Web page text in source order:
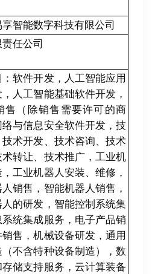
智能数字科技有限公司
任公司
软件开发，人工智能应用
人工智能基础软件开发，
售（除销售需要许可的商
与信息安全软件开发，技
术开发、技术咨询、技术
转让、技术推广，工业机
工业机器人安装、维修，
销售，智能机器人销售，
人的研发，智能控制系统集
系统集成服务，电子产品销
售，机械设备研发，通用
不含特种设备制造），数
储支持服务，云计算装备